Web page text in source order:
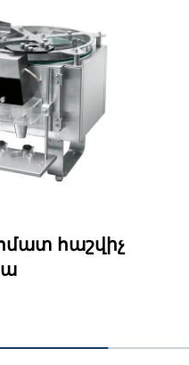
հաշվիչ